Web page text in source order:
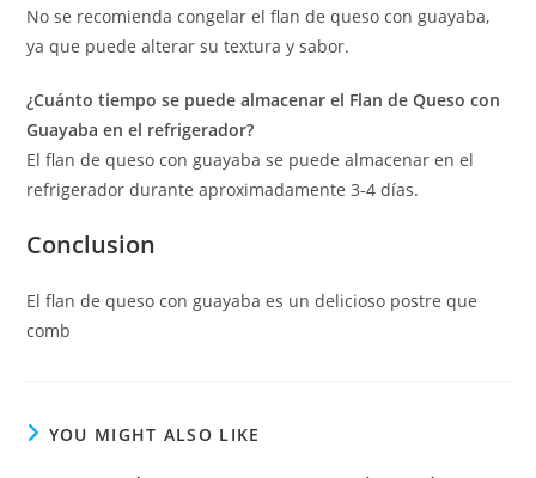
No se recomienda congelar el flan de queso con guayaba,
ya que puede alterar su textura y sabor.
¿Cuánto tiempo se puede almacenar el Flan de Queso con
Guayaba en el refrigerador?
El flan de queso con guayaba se puede almacenar en el
refrigerador durante aproximadamente 3-4 días.
Conclusion
El flan de queso con guayaba es un delicioso postre que
comb
YOU MIGHT ALSO LIKE